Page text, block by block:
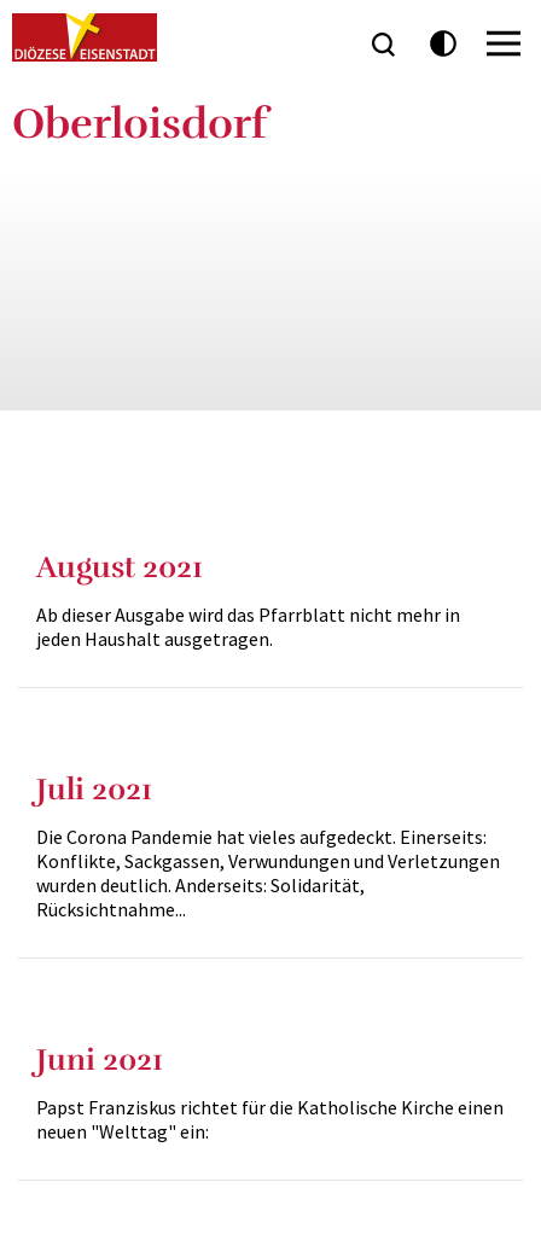
Oberloisdorf
August 2021
Ab dieser Ausgabe wird das Pfarrblatt nicht mehr in
jeden Haushalt ausgetragen.
Juli 2021
Die Corona Pandemie hat vieles aufgedeckt. Einerseits:
Konflikte, Sackgassen, Verwundungen und Verletzungen
wurden deutlich. Anderseits: Solidarität,
Rücksichtnahme...
Juni 2021
Papst Franziskus richtet für die Katholische Kirche einen
neuen "Welttag" ein: